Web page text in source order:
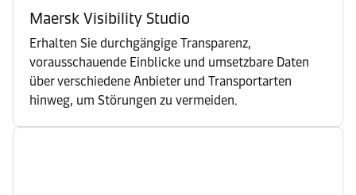
Maersk Visibility Studio
Erhalten Sie durchgängige Transparenz,
vorausschauende Einblicke und umsetzbare Daten
über verschiedene Anbieter und Transportarten
hinweg, um Störungen zu vermeiden.